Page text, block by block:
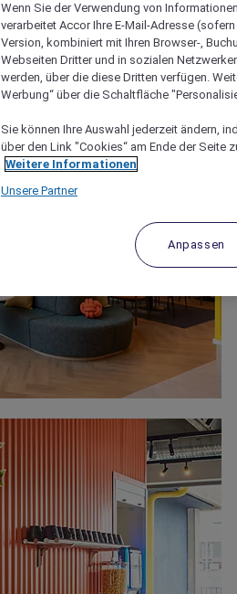
Wenn Sie der Verwendung von
verarbeitet Accor Ihre E-Mail-Adresse
Version, kombiniert mit Ihren Browser-,
Webseiten Dritter und in sozialen
werden, über die diese Dritten verfügen.
Werbung“ über die Schaltfläche
Sie können Ihre Auswahl jederzeit ändern,
über den Link "Cookies“ am Ende der Seite
Weitere Informationen
Unsere Partner
Anpassen